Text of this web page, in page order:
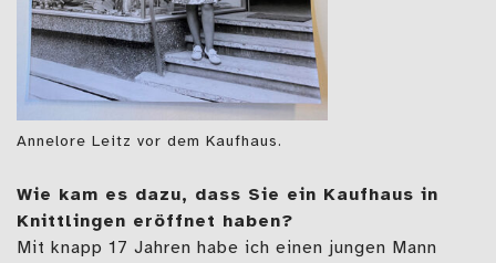
Annelore Leitz vor dem Kaufhaus.
Wie kam es dazu, dass Sie ein Kaufhaus in
Knittlingen eröffnet haben?
Mit knapp 17 Jahren habe ich einen jungen Mann